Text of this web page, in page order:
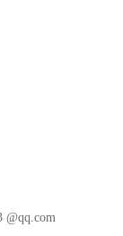
@qq.com